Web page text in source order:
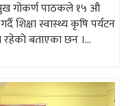
गोकर्ण पाठकले १५ औ
शिक्षा स्वास्थ्य कृषि पर्यटन
रहेको बताएका छन ।...